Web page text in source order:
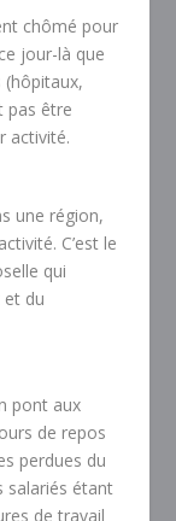
chômé pour
jour-là que
(hôpitaux,
pas être
activité.
une région,
C’est le
qui
et du
pont aux
de repos
perdues du
salariés étant
de travail